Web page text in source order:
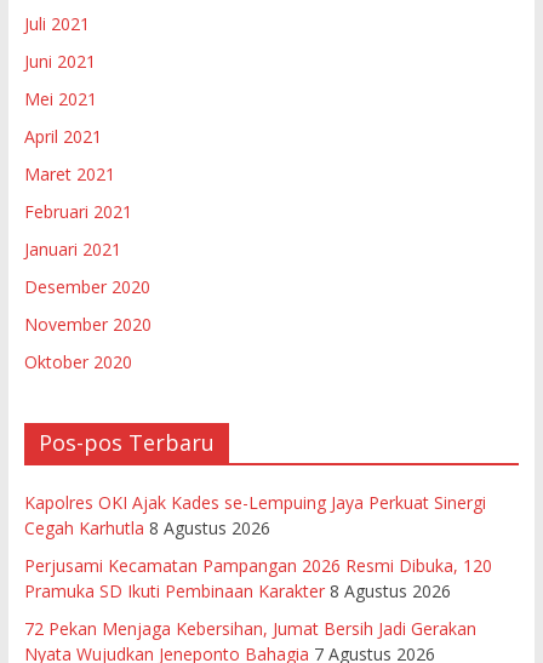
Juli 2021
Juni 2021
Mei 2021
April 2021
Maret 2021
Februari 2021
Januari 2021
Desember 2020
November 2020
Oktober 2020
Pos-pos Terbaru
Kapolres OKI Ajak Kades se-Lempuing Jaya Perkuat Sinergi
Cegah Karhutla 8 Agustus 2026
Perjusami Kecamatan Pampangan 2026 Resmi Dibuka, 120
Pramuka SD Ikuti Pembinaan Karakter 8 Agustus 2026
72 Pekan Menjaga Kebersihan, Jumat Bersih Jadi Gerakan
Nyata Wujudkan Jeneponto Bahagia 7 Agustus 2026